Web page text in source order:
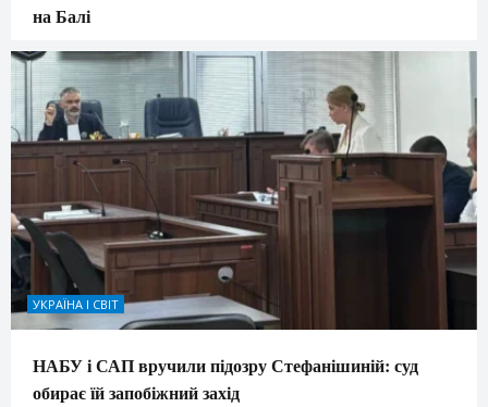
на Балі
УКРАЇНА І СВІТ
НАБУ і САП вручили підозру Стефанішиній: суд
обирає їй запобіжний захід